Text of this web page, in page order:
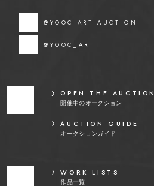
@YOOC ART AUCTION
@YOOC_ART
OPEN THE AUCTION
開催中のオークション
AUCTION GUIDE
オークションガイド
WORK LISTS
作品一覧